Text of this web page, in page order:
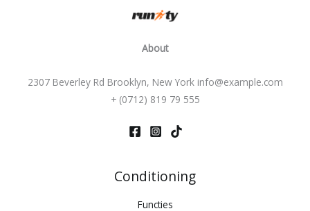
About
2307 Beverley Rd Brooklyn, New York info@example.com
+ (0712) 819 79 555
Conditioning
Functies